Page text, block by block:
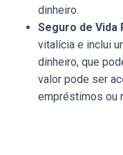
dinheiro.
Seguro de Vida
vitalícia e inclui
dinheiro, que
valor pode ser
empréstimos ou